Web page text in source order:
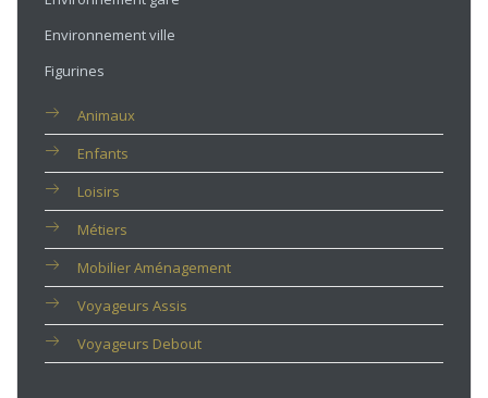
Environnement ville
Figurines
Animaux
Enfants
Loisirs
Métiers
Mobilier Aménagement
Voyageurs Assis
Voyageurs Debout